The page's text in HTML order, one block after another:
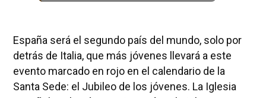
España será el segundo país del mundo, solo por
detrás de Italia, que más jóvenes llevará a este
evento marcado en rojo en el calendario de la
Santa Sede: el Jubileo de los jóvenes. La Iglesia